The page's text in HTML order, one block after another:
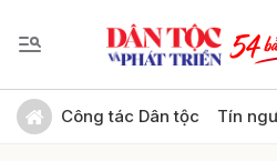
Công tác Dân tộc Tín
Gửi bình luận